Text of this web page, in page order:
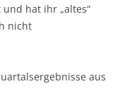
hat ihr „altes“
nicht
aus